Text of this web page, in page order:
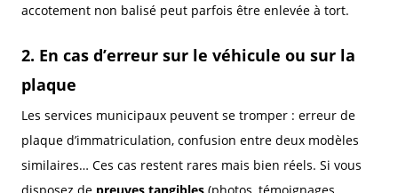
accotement non balisé peut parfois être enlevée à tort.
2. En cas d’erreur sur le véhicule ou sur la
plaque
Les services municipaux peuvent se tromper : erreur de
plaque d’immatriculation, confusion entre deux modèles
similaires… Ces cas restent rares mais bien réels. Si vous